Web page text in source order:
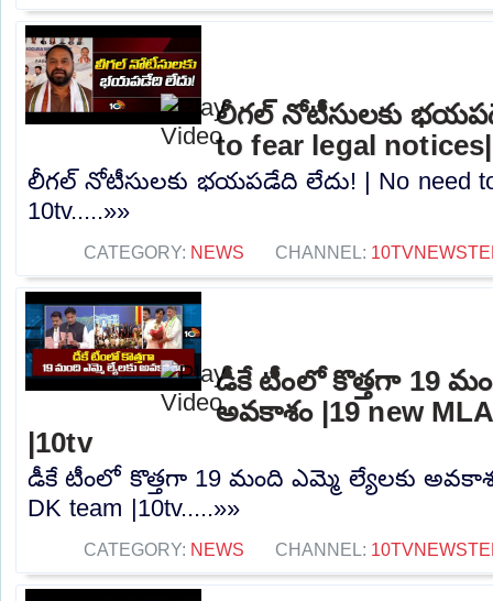
లీగల్ నోటీసులకు
to fear legal
లీగల్ నోటీసులకు భయపడేది లేదు! | No need to
10tv.....»»
CATEGORY: NEWS CHANNEL:
డీకే టీంలో కొత్తగా 19
అవకాశం |19 new
|10tv
డీకే టీంలో కొత్తగా 19 మంది ఎమ్మె ల్యేలకు
DK team |10tv.....»»
CATEGORY: NEWS CHANNEL: